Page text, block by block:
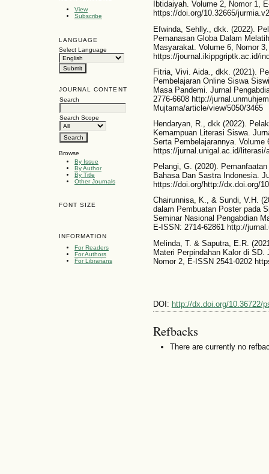
View
Subscribe
LANGUAGE
Select Language
JOURNAL CONTENT
Search
Search Scope
Browse
By Issue
By Author
By Title
Other Journals
FONT SIZE
INFORMATION
For Readers
For Authors
For Librarians
Ibtidaiyah. Volume 2, Nomor 1,
https://doi.org/10.32665/
Efwinda, Sehlly., dkk. (2022).
Pemanasan Globa Dalam
Masyarakat. Volume 6, Nomor
https://journal.ikippgriptk.ac.id/
Fitria, Vivi. Aida., dkk. (2021).
Pembelajaran Online Siswa
Masa Pandemi. Jurnal
2776-6608 http://
Mujtama/article/view/5050/3465
Hendaryan, R., dkk (2022).
Kemampuan Literasi Siswa.
Serta Pembelajarannya. Volume
https://jurnal.unigal.ac.id/literasi/
Pelangi, G. (2020).
Bahasa Dan Sastra Indonesia.
https://doi.org/http://dx.doi.org/
Chairunnisa, K., & Sundi, V.H.
dalam Pembuatan Poster pada
Seminar Nasional Pengabdian
E-ISSN: 2714-62861 http://
Melinda, T. & Saputra, E.R.
Materi Perpindahan Kalor di
Nomor 2, E-ISSN 2541-0202
DOI: http://dx.doi.org/10.36722/
Refbacks
There are currently no